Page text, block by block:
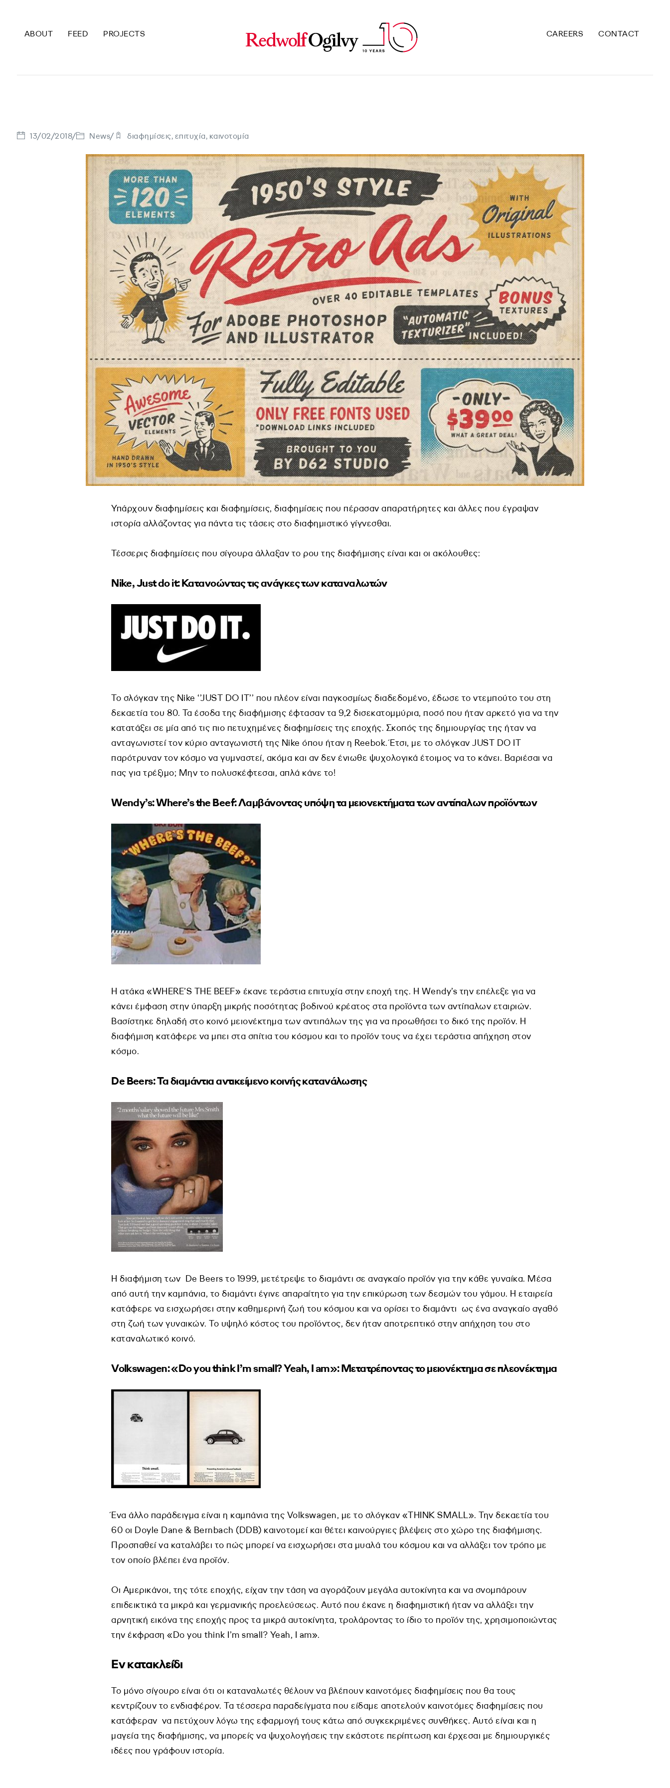
ABOUT FEED PROJECTS CAREERS CONTACT
13/02/2018/ News/ διαφημίσεις,επιτυχία, καινοτομία
Υπάρχουν διαφημίσεις και διαφημίσεις, διαφημίσεις που πέρασαν απαρατήρητες και άλλες που έγραψαν
ιστορία αλλάζοντας για πάντα τις τάσεις στο διαφημιστικό γίγνεσθαι.
Τέσσερις διαφημίσεις που σίγουρα άλλαξαν το ρου της διαφήμισης είναι και οι ακόλουθες:
Νike,Justdoit: Κατανοώντας τις ανάγκες των καταναλωτών
To σλόγκαν της Νike ‘’JUST DO IT’’ που πλέον είναι παγκοσμίως διαδεδομένο, έδωσε το ντεμπούτο του στη
δεκαετία του 80. Τα έσοδα της διαφήμισης έφτασαν τα 9,2 δισεκατομμύρια, ποσό που ήταν αρκετό για να την
κατατάξει σε μία από τις πιο πετυχημένες διαφημίσεις της εποχής. Σκοπός της δημιουργίας της ήταν να
ανταγωνιστεί τον κύριο ανταγωνιστή της Nike όπου ήταν η Reebok. Έτσι, με το σλόγκαν JUST DO IT
παρότρυναν τον κόσμο να γυμναστεί, ακόμα και αν δεν ένιωθε ψυχολογικά έτοιμος να το κάνει. Βαριέσαι να
πας για τρέξιμο; Μην το πολυσκέφτεσαι, απλά κάνε το!
Wendy’s:Where’stheBeef: Λαμβάνοντας υπόψη τα μειονεκτήματα των αντίπαλων προϊόντων
Η ατάκα «WHERE’S THE BEEF» έκανε τεράστια επιτυχία στην εποχή της. Η Wendy’s την επέλεξε για να
κάνει έμφαση στην ύπαρξη μικρής ποσότητας βοδινού κρέατος στα προϊόντα των αντίπαλων εταιριών.
Βασίστηκε δηλαδή στο κοινό μειονέκτημα των αντιπάλων της για να προωθήσει το δικό της προϊόν. Η
διαφήμιση κατάφερε να μπει στα σπίτια του κόσμου και το προϊόν τους να έχει τεράστια απήχηση στον
κόσμο.
DeBeers: Τα διαμάντια αντικείμενο κοινής κατανάλωσης
Η διαφήμιση των De Beers το 1999, μετέτρεψε το διαμάντι σε αναγκαίο προϊόν για την κάθε γυναίκα. Μέσα
από αυτή την καμπάνια, το διαμάντι έγινε απαραίτητο για την επικύρωση των δεσμών του γάμου. Η εταιρεία
κατάφερε να εισχωρήσει στην καθημερινή ζωή του κόσμου και να ορίσει το διαμάντι ως ένα αναγκαίο αγαθό
στη ζωή των γυναικών. Το υψηλό κόστος του προϊόντος, δεν ήταν αποτρεπτικό στην απήχηση του στο
καταναλωτικό κοινό.
Volkswagen: «Do you think I’m small? Yeah, I am»: Μετατρέποντας το μειονέκτημα σε πλεονέκτημα
Ένα άλλο παράδειγμα είναι η καμπάνια της Volkswagen, με το σλόγκαν «THINK SMALL». Την δεκαετία του
60 οι Doyle Dane & Bernbach (DDB) καινοτομεί και θέτει καινούργιες βλέψεις στο χώρο της διαφήμισης.
Προσπαθεί να καταλάβει το πώς μπορεί να εισχωρήσει στα μυαλά του κόσμου και να αλλάξει τον τρόπο με
τον οποίο βλέπει ένα προϊόν.
Οι Αμερικάνοι, της τότε εποχής, είχαν την τάση να αγοράζουν μεγάλα αυτοκίνητα και να σνομπάρουν
επιδεικτικά τα μικρά και γερμανικής προελεύσεως. Αυτό που έκανε η διαφημιστική ήταν να αλλάξει την
αρνητική εικόνα της εποχής προς τα μικρά αυτοκίνητα, τρολάροντας το ίδιο το προϊόν της, χρησιμοποιώντας
την έκφραση «Do you think I’m small? Yeah, I am».
Εν κατακλείδι
Το μόνο σίγουρο είναι ότι οι καταναλωτές θέλουν να βλέπουν καινοτόμες διαφημίσεις που θα τους
κεντρίζουν το ενδιαφέρον. Τα τέσσερα παραδείγματα που είδαμε αποτελούν καινοτόμες διαφημίσεις που
κατάφεραν να πετύχουν λόγω της εφαρμογή τους κάτω από συγκεκριμένες συνθήκες. Αυτό είναι και η
μαγεία της διαφήμισης, να μπορείς να ψυχολογήσεις την εκάστοτε περίπτωση και έρχεσαι με δημιουργικές
ιδέες που γράφουν ιστορία.